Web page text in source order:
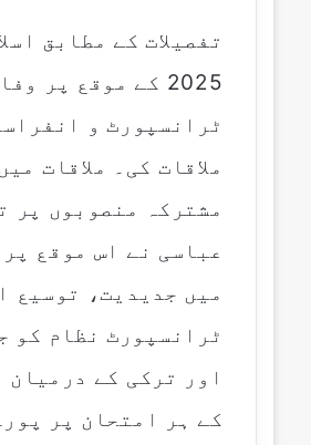
تفصیلات کے مطابق
2025 کے موقع
ملاقات کی۔ ملاقات
مشترکہ منصوبوں پر
عباسی نے اس موقع
میں جدیدیت، توسیع
ٹرانسپورٹ نظام کو
اور ترکی کے
کے ہر امتحان پر